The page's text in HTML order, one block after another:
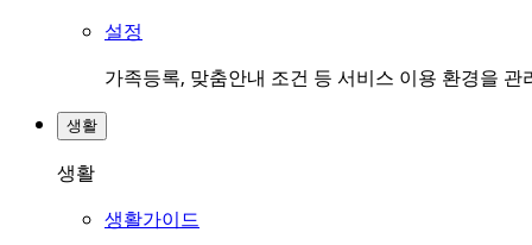
설정
가족등록, 맞춤안내 조건 등 서비스 이용 환경을 관
생활
생활
생활가이드